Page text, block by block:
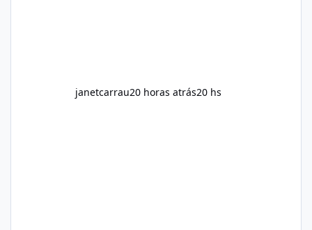
janetcarrau20 horas atrás20 hs